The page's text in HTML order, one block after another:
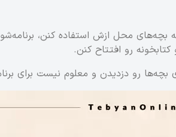
بچه‌های محل ازش استفاده کنن،
رو افتتاح کنن.
رو دزدیدن و معلوم نیست برای
ویدیو